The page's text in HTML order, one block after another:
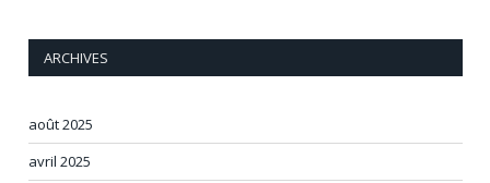
ARCHIVES
août 2025
avril 2025